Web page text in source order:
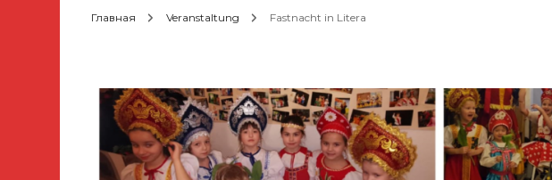
Главная Veranstaltung Fastnacht in Litera